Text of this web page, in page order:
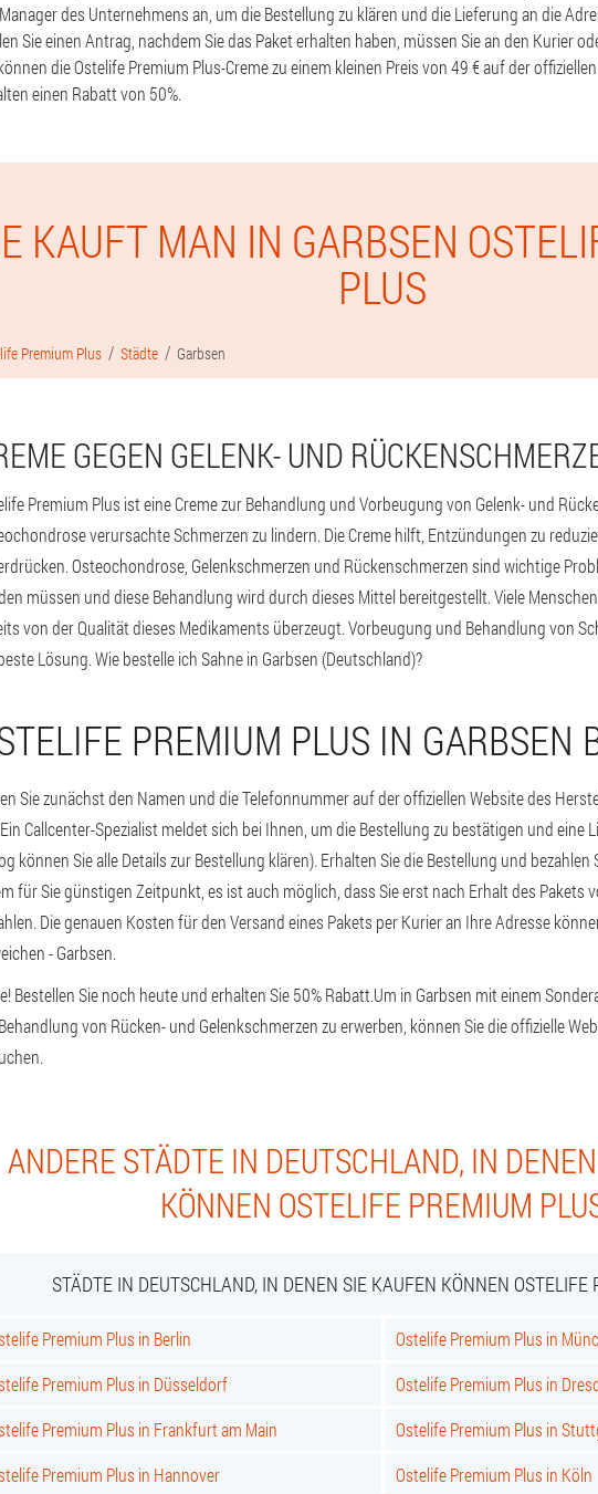
des Unternehmens an, um die Bestellung zu klären und die Lieferung an die
Sie einen Antrag, nachdem Sie das Paket erhalten haben, müssen Sie an den Kurier
die Ostelife Premium Plus-Creme zu einem kleinen Preis von 49 € auf der
einen Rabatt von 50%.
KAUFT MAN IN GARBSEN
PLUS
Premium Plus Städte Garbsen
GEGEN GELENK- UND
Premium Plus ist eine Creme zur Behandlung und Vorbeugung von Gelenk- und
verursachte Schmerzen zu lindern. Die Creme hilft, Entzündungen zu
Osteochondrose, Gelenkschmerzen und Rückenschmerzen sind wichtige
müssen und diese Behandlung wird durch dieses Mittel bereitgestellt. Viele
von der Qualität dieses Medikaments überzeugt. Vorbeugung und Behandlung von
Lösung. Wie bestelle ich Sahne in Garbsen (Deutschland)?
PREMIUM PLUS IN GARBSEN
Sie zunächst den Namen und die Telefonnummer auf der offiziellen Website des
Callcenter-Spezialist meldet sich bei Ihnen, um die Bestellung zu bestätigen und eine
können Sie alle Details zur Bestellung klären). Erhalten Sie die Bestellung und bezahlen
für Sie günstigen Zeitpunkt, es ist auch möglich, dass Sie erst nach Erhalt des Pakets
Die genauen Kosten für den Versand eines Pakets per Kurier an Ihre Adresse
- Garbsen.
Bestellen Sie noch heute und erhalten Sie 50% Rabatt.Um in Garbsen mit einem
von Rücken- und Gelenkschmerzen zu erwerben, können Sie die offizielle
ANDERE STÄDTE IN DEUTSCHLAND, IN
KÖNNEN OSTELIFE PREMIUM
STÄDTE IN DEUTSCHLAND, IN DENEN SIE KAUFEN KÖNNEN OSTELIFE
Premium Plus in Berlin
Ostelife Premium Plus in
Premium Plus in Düsseldorf
Ostelife Premium Plus in
Premium Plus in Frankfurt am Main
Ostelife Premium Plus in
Premium Plus in Hannover
Ostelife Premium Plus in Köln